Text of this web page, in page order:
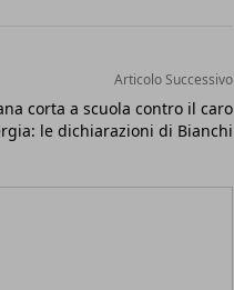
Articolo Successivo
corta a scuola contro il caro
le dichiarazioni di Bianchi